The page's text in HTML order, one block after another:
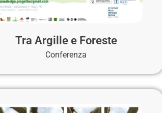
Tra Argille e Foreste
Conferenza